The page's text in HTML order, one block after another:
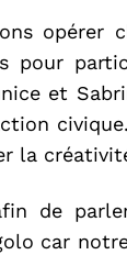
opérer
pour
et
la
de
car